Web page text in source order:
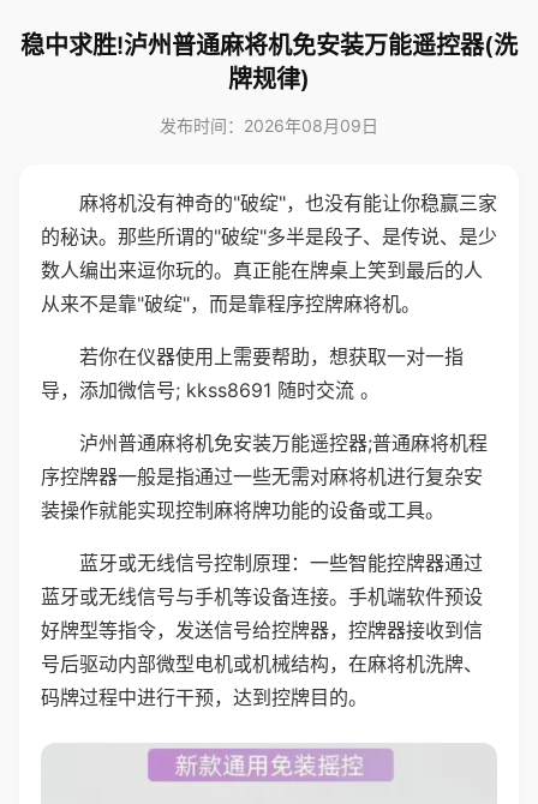
稳中求胜!泸州普通麻将机免安装万能遥控器(洗
牌规律)
发布时间：2026年08月09日
麻将机没有神奇的"破绽"，也没有能让你稳赢三家
的秘诀。那些所谓的"破绽"多半是段子、是传说、是少
数人编出来逗你玩的。真正能在牌桌上笑到最后的人
从来不是靠"破绽"，而是靠程序控牌麻将机。
若你在仪器使用上需要帮助，想获取一对一指
导，添加微信号; kkss8691 随时交流 。
泸州普通麻将机免安装万能遥控器;普通麻将机程
序控牌器一般是指通过一些无需对麻将机进行复杂安
装操作就能实现控制麻将牌功能的设备或工具。
蓝牙或无线信号控制原理：一些智能控牌器通过
蓝牙或无线信号与手机等设备连接。手机端软件预设
好牌型等指令，发送信号给控牌器，控牌器接收到信
号后驱动内部微型电机或机械结构，在麻将机洗牌、
码牌过程中进行干预，达到控牌目的。